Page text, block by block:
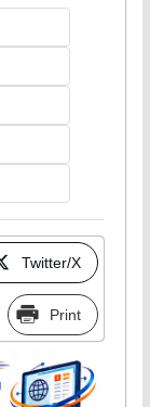
Twitter/X
Print